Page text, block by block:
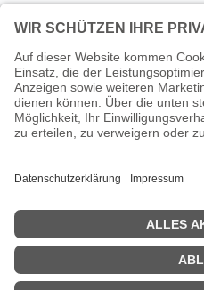
Copyright
Solutions |Impressum|AGBs